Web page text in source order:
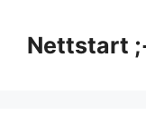
innholdNettstart